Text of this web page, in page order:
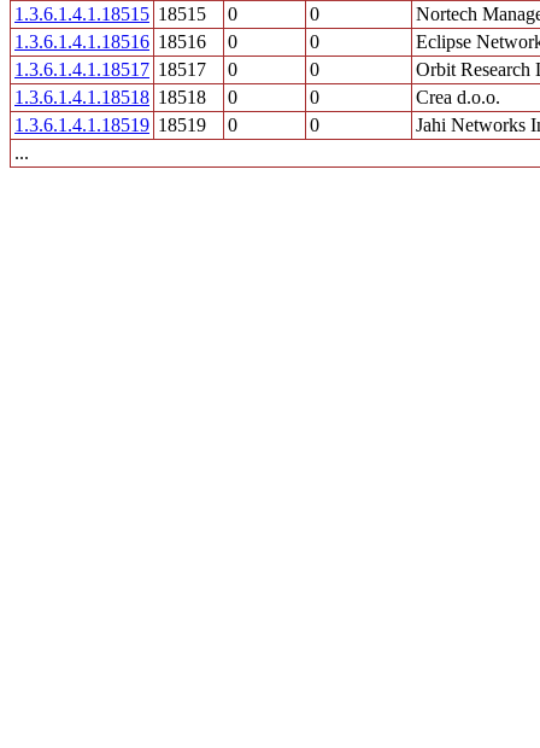
1.3.6.1.4.1.18515 18515 0 0
Nortech
1.3.6.1.4.1.18516 18516 0 0
Eclipse
1.3.6.1.4.1.18517 18517 0 0
Orbit Research
1.3.6.1.4.1.18518 18518 0 0
Crea d.o.o.
1.3.6.1.4.1.18519 18519 0 0
Jahi Networks
...